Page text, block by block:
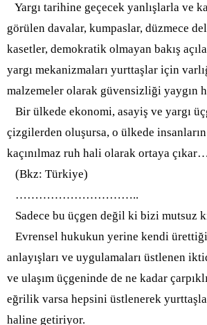
Yargı tarihine geçecek yanlışlarla ve
görülen davalar, kumpaslar, düzmece
kasetler, demokratik olmayan bakış
yargı mekanizmaları yurttaşlar için
malzemeler olarak güvensizliği yaygın
Bir ülkede ekonomi, asayiş ve yargı
çizgilerden oluşursa, o ülkede
kaçınılmaz ruh hali olarak ortaya çıkar…
(Bkz: Türkiye)
……………………… …..
Sadece bu üçgen değil ki bizi mutsuz
Evrensel hukukun yerine kendi
anlayışları ve uygulamaları üstlenen
ve ulaşım üçgeninde de ne kadar
eğrilik varsa hepsini üstlenerek
haline getiriyor.